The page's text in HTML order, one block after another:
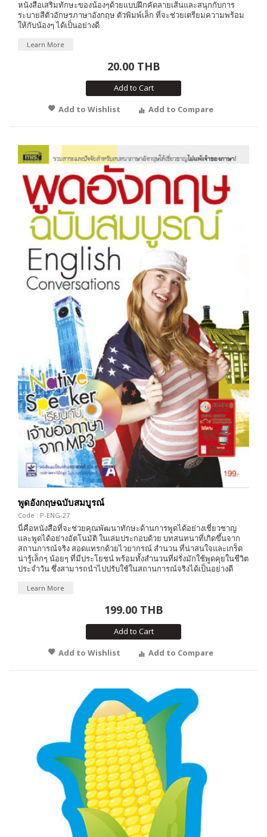
หนังสือเสริมทักษะของน้องๆด้วยแบบฝึกคัดลายเส้นและสนุกกับการ
ระบายสีตัวอักษรภาษาอังกฤษ ตัวพิมพ์เล็ก ที่จะช่วยเตรียมความพร้อม
ให้กับน้องๆ ได้เป็นอย่างดี
Learn More
20.00 THB
Add to Cart
Add to Wishlist
Add to Compare
พูดอังกฤษฉบับสมบูรณ์
Code : P-ENG-27
นี่คือหนังสือที่จะช่วยคุณพัฒนาทักษะด้านการพูดได้อย่างเชี่ยวชาญ
และพูดได้อย่างอัตโนมัติ ในเล่มประกอบด้วย บทสนทนาที่เกิดขึ้นจาก
สถานการณ์จริง สอดแทรกด้วยไวยากรณ์ สำนวน ที่น่าสนใจและเกร็ด
น่ารู้เล็กๆ น้อยๆ ที่มีประโยชน์ พร้อมทั้งสำนวนที่ฝรั่งมักใช้พูดคุยในชีวิต
ประจำวัน ซึ่งสามารถนำไปปรับใช้ในสถานการณ์จริงได้เป็นอย่างดี
Learn More
199.00 THB
Add to Cart
Add to Wishlist
Add to Compare